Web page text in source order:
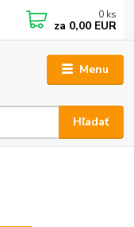
Menu
Hľadať
0 ks
za 0,00 EUR